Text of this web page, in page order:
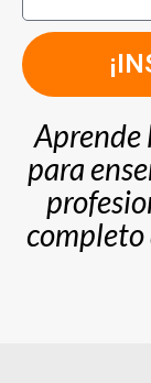
Aprende
para
completo